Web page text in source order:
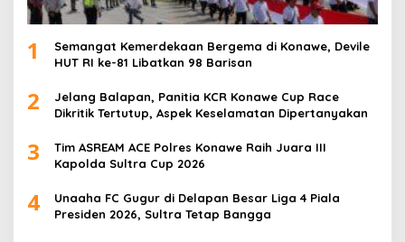
1
Semangat Kemerdekaan Bergema di Konawe, Devile
HUT RI ke-81 Libatkan 98 Barisan
2
Jelang Balapan, Panitia KCR Konawe Cup Race
Dikritik Tertutup, Aspek Keselamatan Dipertanyakan
3
Tim ASREAM ACE Polres Konawe Raih Juara III
Kapolda Sultra Cup 2026
4
Unaaha FC Gugur di Delapan Besar Liga 4 Piala
Presiden 2026, Sultra Tetap Bangga